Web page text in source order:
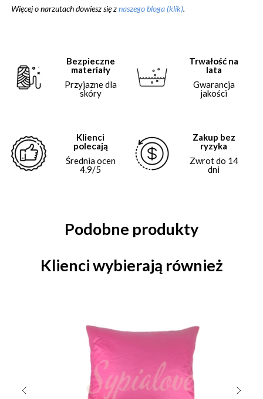
Więcej o narzutach dowiesz się znaszego bloga (klik).
Bezpieczne
materiały
Przyjazne dla
skóry
Trwałość na
lata
Gwarancja
jakości
Klienci
polecają
Średnia ocen
4.9/5
Zakup bez
ryzyka
Zwrot do 14
dni
Podobne produkty
Klienci wybierają również